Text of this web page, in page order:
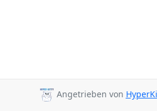
Angetrieben von